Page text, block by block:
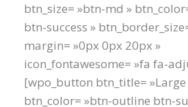
btn_size= »btn-md »
btn-success »
margin= »0px 0px 20px »
icon_fontawesome= »fa fa-
[wpo_button btn_title= »Large
btn_color= »btn-outline btn-